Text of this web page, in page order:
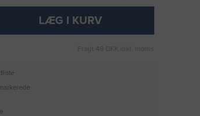
LÆG I KURV
Fragt 49 DKK inkl. moms